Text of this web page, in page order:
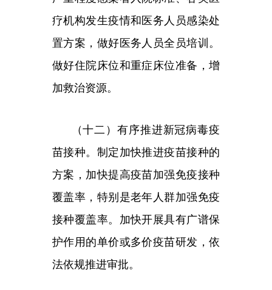
患者用药需求，尤其是重症高风险
医药的独特优势，做好有效中医药
方药的储备。加强急救药品和医疗
设备的储备。
（十四）强化重点机构、重点
人群保护。摸清老年人、有基础性
疾病患者、孕产妇、血液透析患者
等群体底数，制定健康安全保障方
院、福利院等脆弱人群集中场所的
管理。